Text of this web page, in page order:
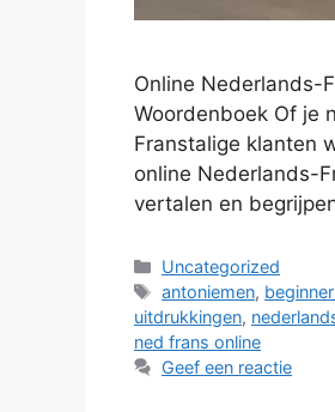
Online Nederlands-
Woordenboek Of je
Franstalige klanten
online Nederlands-
vertalen en
Categorieën
Uncategorized
Tags
antoniemen,
uitdrukkingen,
ned frans online
Geef een reactie